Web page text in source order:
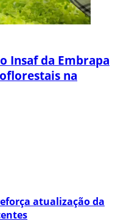
Insaf da Embrapa
na
atualização da